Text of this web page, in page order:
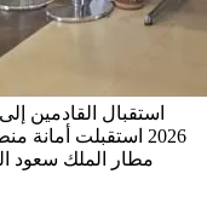
استقبال القادمين
2026 استقبلت أمانة
مطار الملك سعود